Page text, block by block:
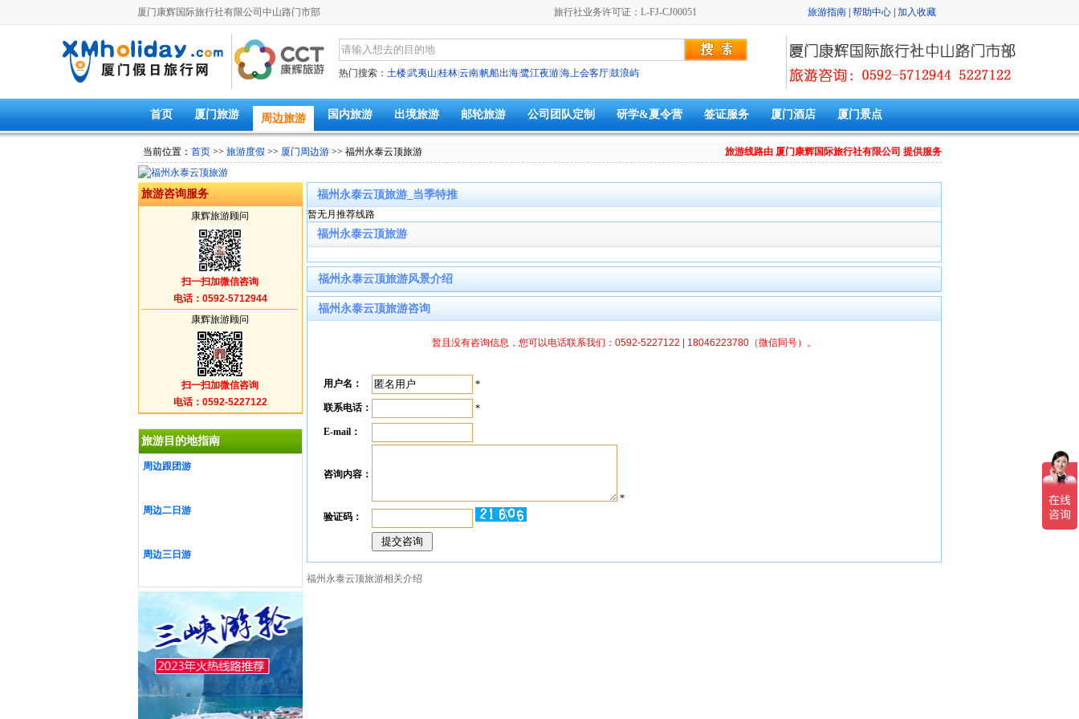
厦门康辉国际旅行社有限公司中山路门市部 旅行社业务许可证：L-FJ-CJ00051 旅游指南 帮助中心 加入收藏
热门搜索： 土楼武夷山 桂林云南帆船出海鹭江夜游海上会客厅鼓浪屿
首页 厦门旅游 周边旅游 国内旅游 出境旅游 邮轮旅游 公司团队定制 研学&夏令营 签证服务 厦门酒店 厦门景点
当前位置： 首页>> 旅游度假 >> 厦门周边游>> 福州永泰云顶旅游 旅游线路由 厦门康辉国际旅行社有限公司 提供服务
旅游咨询服务
康辉旅游顾问
扫一扫加微信咨询
电话：0592-5712944
康辉旅游顾问
扫一扫加微信咨询
电话：0592-5227122
旅游目的地指南
周边跟团游
周边二日游
周边三日游
福州永泰云顶旅游_当季特推
暂无月推荐线路
福州永泰云顶旅游
福州永泰云顶旅游风景介绍
福州永泰云顶旅游咨询
暂且没有咨询信息，您可以电话联系我们：0592-5227122 | 18046223780（微信同号）。
用户名： *
联系电话： *
E-mail：
咨询内容：
*
验证码：
福州永泰云顶旅游相关介绍